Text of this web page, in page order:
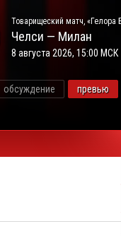
Товарищеский матч, «Гелора
Челси — Милан
8 августа 2026, 15:00 МСК
обсуждение превью